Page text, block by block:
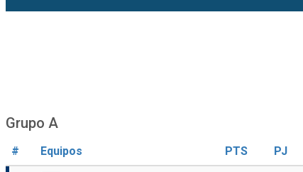
Grupo A
# Equipos PTS PJ